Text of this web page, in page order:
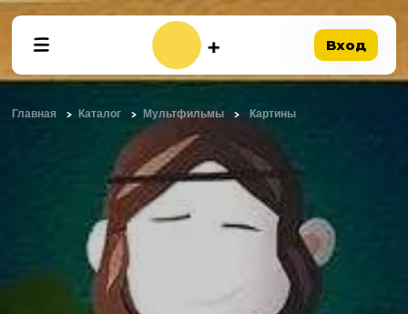
Вход
Главная Каталог Мультфильмы Картины